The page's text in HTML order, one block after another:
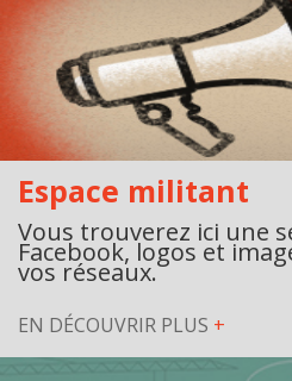
Espace militant
Vous trouverez ici une
Facebook, logos et
vos réseaux.
EN DÉCOUVRIR PLUS +